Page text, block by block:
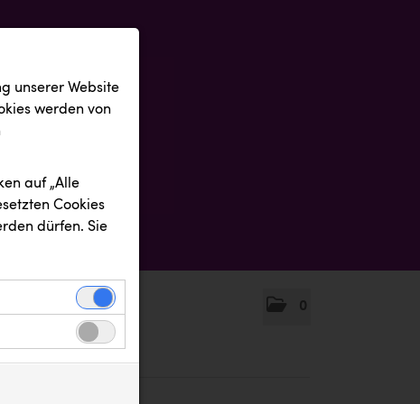
0
unserer Website
werden von
auf „Alle
Cookies
dürfen. Sie
einwandfreie